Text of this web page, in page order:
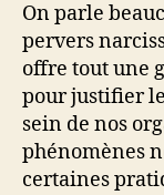
On parle
pervers
offre tout une
pour justifier
sein de nos
phénomènes
certaines